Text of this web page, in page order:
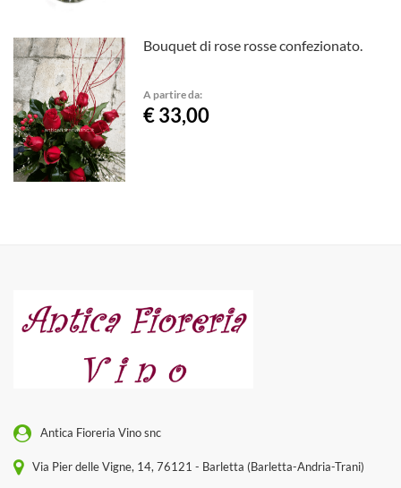
Bouquet di rose rosse confezionato.
A partire da:
€ 33,00
Antica Fioreria Vino snc
Via Pier delle Vigne, 14, 76121 - Barletta (Barletta-Andria-Trani)